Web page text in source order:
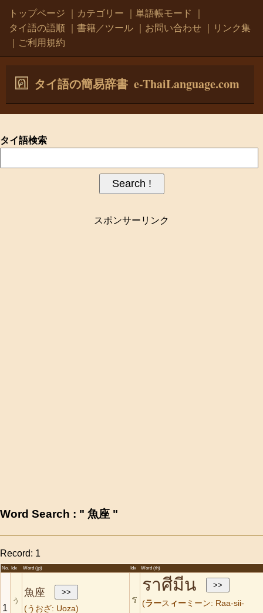
トップページ カテゴリー 単語帳モード
タイ語の語順
書籍／ツール お問い合わせ
リンク集
ご利用規約
タイ語の簡易辞書 e-ThaiLanguage.com
タイ語検索
スポンサーリンク
Word Search : " 魚座 "
Record: 1
No. Idx Word (jp) Idx Word (th)
1
う
魚座
(うおざ: Uoza)
ร
ราศีมีน
(ラース ィー ミーン: Raa-sii-